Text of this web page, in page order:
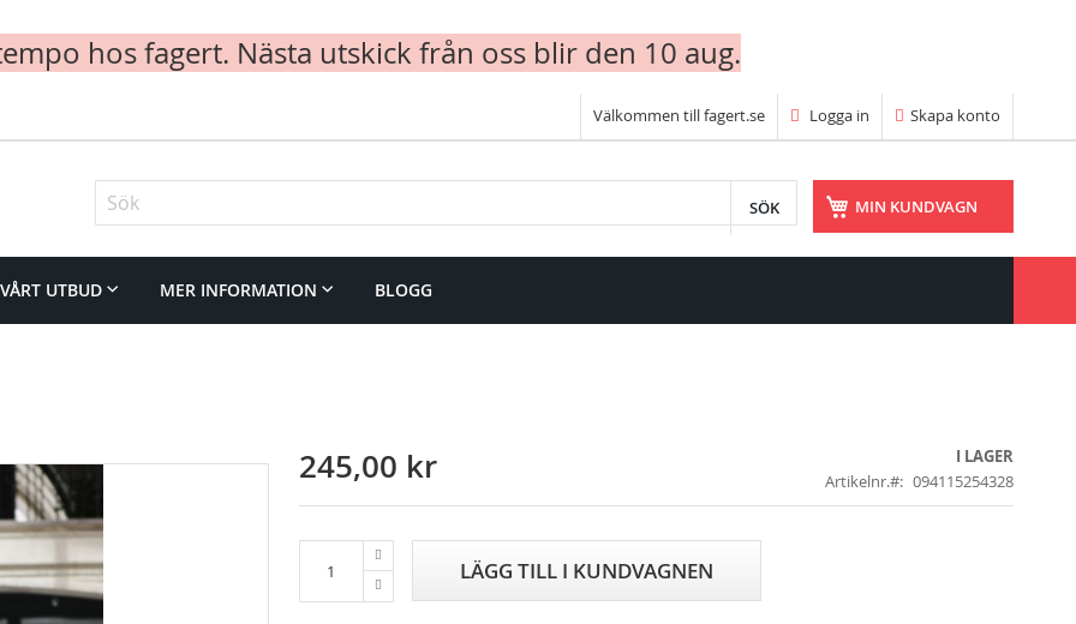
hos fagert. Nästa utskick från oss blir den 10 aug.
Välkommen till fagert.se Logga in Skapa konto
MIN KUNDVAGN
Sök
VÅRT UTBUD MER INFORMATION BLOGG
245,00 kr
I LAGER
Artikelnr.
094115254328
LÄGG TILL I KUNDVAGNEN